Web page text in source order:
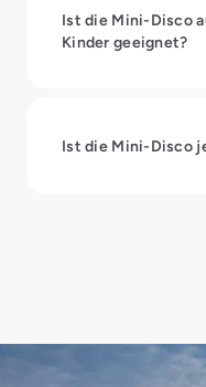
Ist die Mini-Disco
Kinder geeignet?
Ist die Mini-Disco